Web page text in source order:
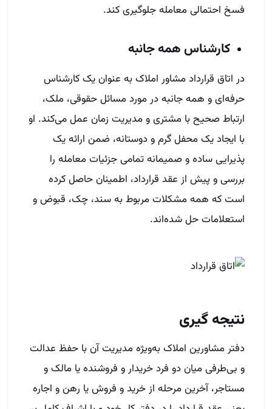
فسخ احتمالی معامله جلوگیری کند.
کارشناس همه جانبه
در اتاق قرارداد مشاور املاک به عنوان یک کارشناس
حرفه‌ای و همه جانبه در مورد مسائل حقوقی، ملک،
ارتباط صحیح با مشتری و مدیریت زمان عمل می‌کند. او
با ایجاد یک محفل گرم و دوستانه، ضمن ارائه یک
پذیرایی ساده و صمیمانه تمامی جزئیات معامله را
بررسی و پیش از عقد قرارداد، اطمینان حاصل کرده
است که همه مشکلات مربوط به سند، چک، قبوض و
استعلامات حل شده‌اند.
نتیجه گیری
دفتر مشاورین املاک به‌ویژه مدیریت آن با حفظ عدالت
و بی‌طرفی میان دو فرد خریدار و فروشنده یا مالک و
مستاجر، آخرین مرحله از خرید و فروش یا رهن و اجاره